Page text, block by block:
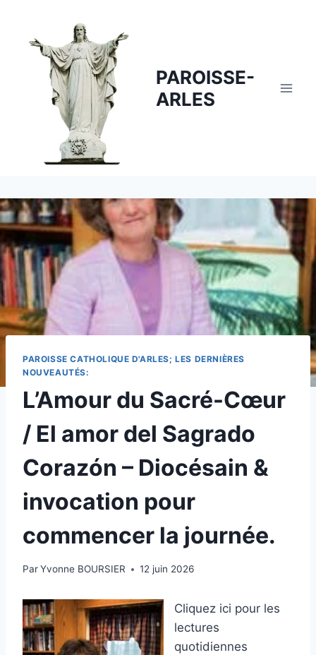
content
PAROISSE-
ARLES
PAROISSE CATHOLIQUE D'ARLES; LES DERNIÈRES
NOUVEAUTÉS:
L’Amour du Sacré-Cœur
/ El amor del Sagrado
Corazón – Diocésain &
invocation pour
commencer la journée.
ParYvonne BOURSIER 12 juin 2026
Cliquez ici pour les
lectures
quotidiennes